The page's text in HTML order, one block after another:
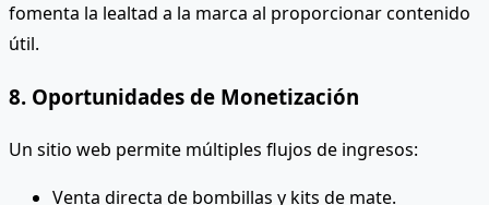
fomenta la lealtad a la marca al proporcionar contenido
útil.
8. Oportunidades de Monetización
Un sitio web permite múltiples flujos de ingresos:
Venta directa de bombillas y kits de mate.